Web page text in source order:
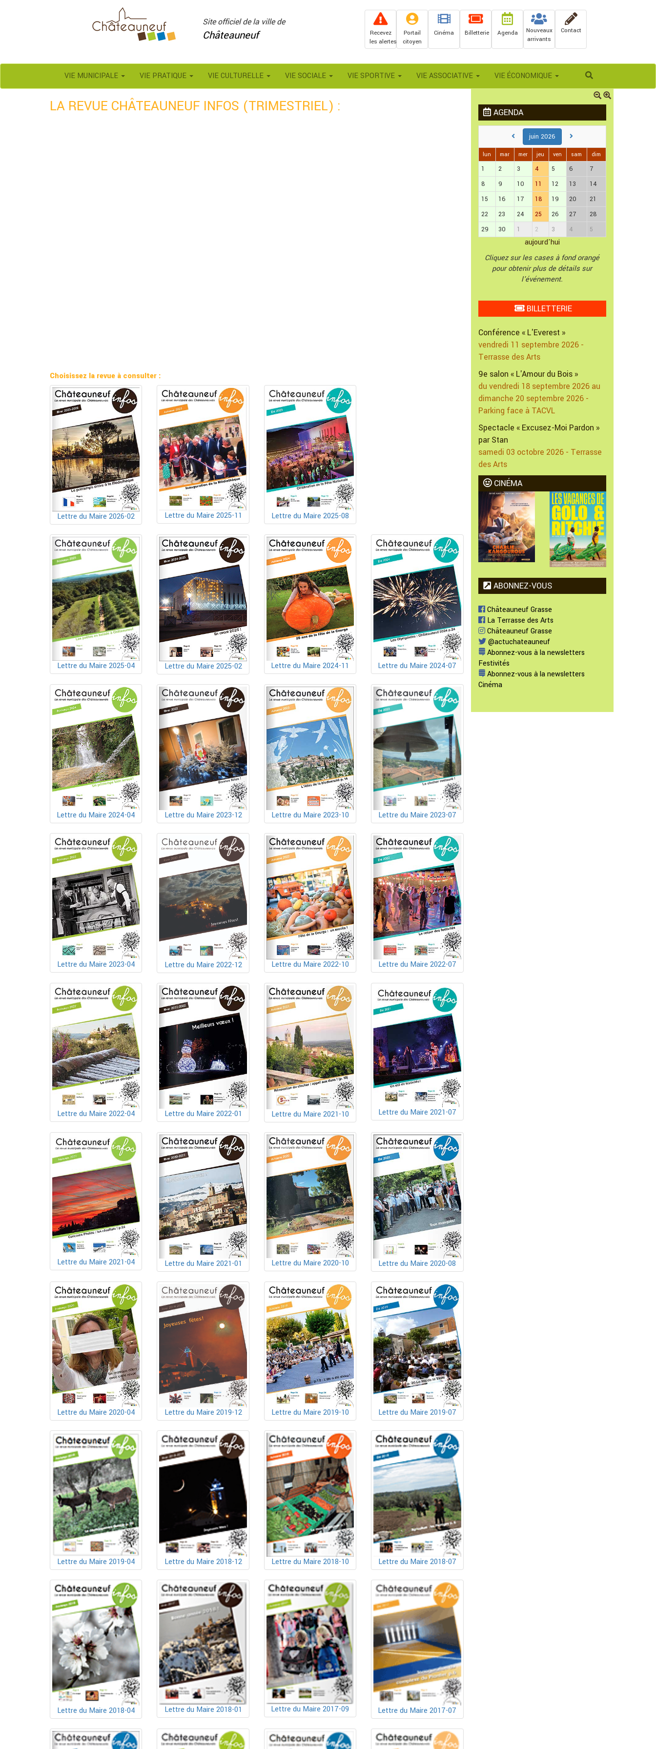
Site officiel de la ville de
Châteauneuf Contact
Nouveaux
arrivants
Agenda
Billetterie
Cinéma
Portail
citoyen
Recevez
les alertes
Rechercher
VIE MUNICIPALE VIE PRATIQUE VIE CULTURELLE VIE SOCIALE VIE SPORTIVE VIE ASSOCIATIVE VIE ÉCONOMIQUE
LA REVUE CHÂTEAUNEUF INFOS (TRIMESTRIEL) :
Choisissez la revue à consulter :
Lettre du Maire 2026-02 Lettre du Maire 2025-11 Lettre du Maire 2025-08
Lettre du Maire 2025-04 Lettre du Maire 2025-02 Lettre du Maire 2024-11 Lettre du Maire 2024-07
Lettre du Maire 2024-04 Lettre du Maire 2023-12 Lettre du Maire 2023-10 Lettre du Maire 2023-07
Lettre du Maire 2023-04 Lettre du Maire 2022-12 Lettre du Maire 2022-10 Lettre du Maire 2022-07
Lettre du Maire 2022-04 Lettre du Maire 2022-01 Lettre du Maire 2021-10 Lettre du Maire 2021-07
Lettre du Maire 2021-04 Lettre du Maire 2021-01 Lettre du Maire 2020-10 Lettre du Maire 2020-08
Lettre du Maire 2020-04 Lettre du Maire 2019-12 Lettre du Maire 2019-10 Lettre du Maire 2019-07
Lettre du Maire 2019-04 Lettre du Maire 2018-12 Lettre du Maire 2018-10 Lettre du Maire 2018-07
Lettre du Maire 2018-04 Lettre du Maire 2018-01 Lettre du Maire 2017-09 Lettre du Maire 2017-07
AGENDA
juin 2026
lun mar mer jeu ven sam dim
1 2 3 4 5 6
7
8
9 10 11 12 13
14
15
16 17 18 19 20
21
22
23 24 25 26 27
28
29
30 1 2 3 4 5
aujourd'hui
Cliquez sur les cases à fond orangé
pour obtenir plus de détails sur
l'événement.
BILLETTERIE
Conférence « L'Everest »
vendredi 11 septembre 2026 -
Terrasse des Arts
9e salon « L'Amour du Bois »
du vendredi 18 septembre 2026 au
dimanche 20 septembre 2026 -
Parking face à TACVL
Spectacle « Excusez-Moi Pardon »
par Stan
samedi 03 octobre 2026 - Terrasse
des Arts
CINÉMA
ABONNEZ-VOUS
Châteauneuf Grasse
La Terrasse des Arts
Châteauneuf Grasse
@actuchateauneuf
Abonnez-vous à la newsletters
Festivités
Abonnez-vous à la newsletters
Cinéma